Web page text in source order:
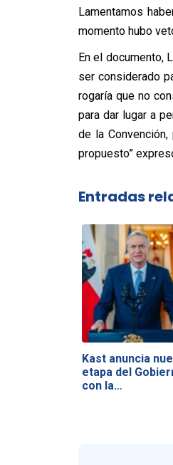
Lamentamos
momento hubo
En el documento,
ser considerado
rogaría que no
para dar lugar a
de la
propuesto”
Entradas
Kast anuncia
etapa del
con la…